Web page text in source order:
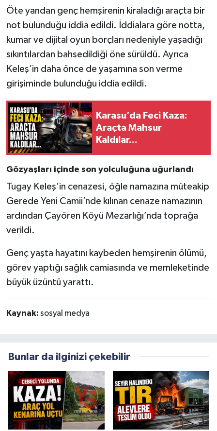
Öte yandan genç hemşirenin kiraladığı araçta bir
not bulunduğu iddia edildi. İddialara göre notta,
kumar ve dijital oyun borçları nedeniyle yaşadığı
sıkıntılardan bahsedildiği öne sürüldü. Ayrıca
Keleş’in daha önce de yaşamına son verme
girişiminde bulunduğu iddia edildi.
Karasu’da Feci Kaza:
Araçta Mahsur
Kaldılar...
Gözyaşları içinde son yolculuğuna uğurlandı
Tugay Keleş’in cenazesi, öğle namazına müteakip
Gerede Yeni Camii’nde kılınan cenaze namazının
ardından Çayören Köyü Mezarlığı’nda toprağa
verildi.
Genç yaşta hayatını kaybeden hemşirenin ölümü,
görev yaptığı sağlık camiasında ve memleketinde
büyük üzüntü yarattı.
Kaynak: sosyal medya
Bunlar da ilginizi çekebilir